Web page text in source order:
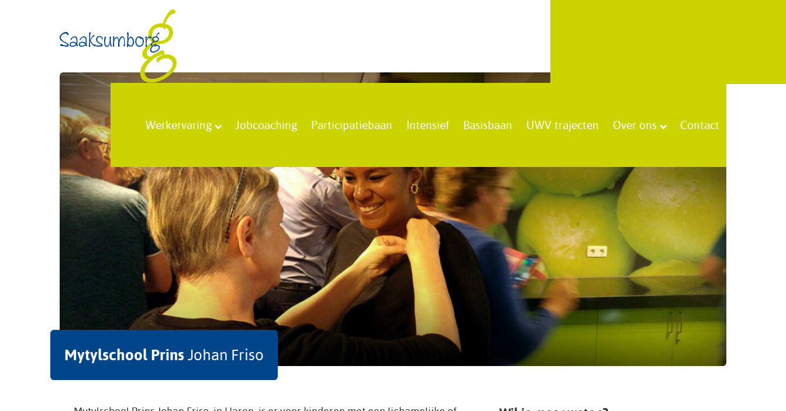
Werkervaring Jobcoaching Participatiebaan Intensief Basisbaan UWV trajecten Over ons Contact
Mytylschool Prins Johan Friso